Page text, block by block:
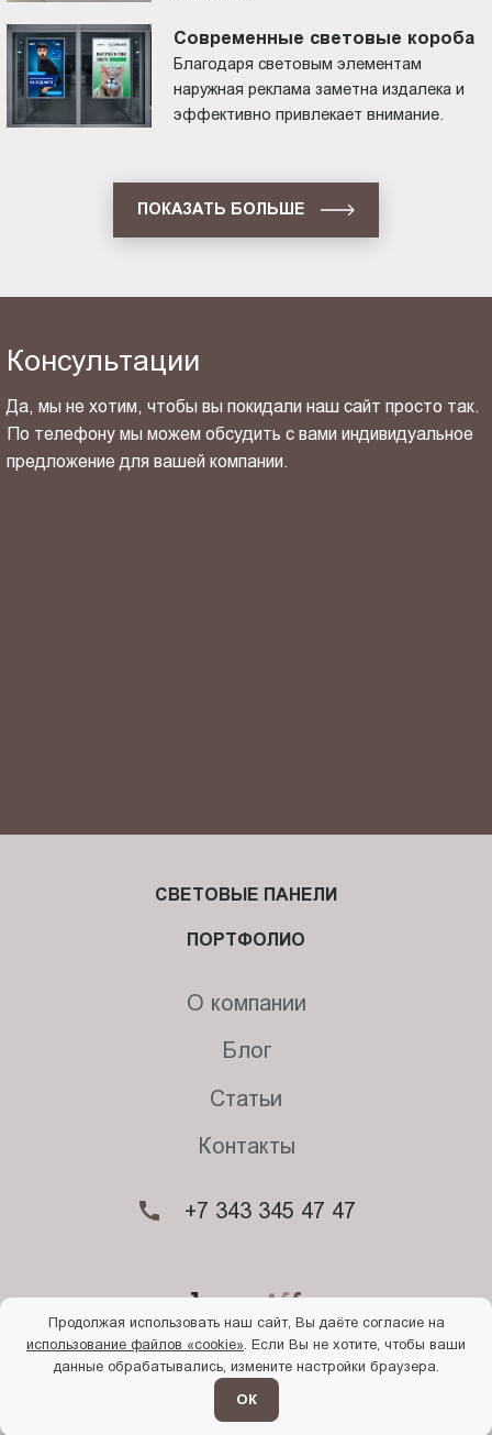
Современные световые короба
Благодаря световым элементам
наружная реклама заметна издалека и
эффективно привлекает внимание.
ПОКАЗАТЬ БОЛЬШЕ
Консультации
Да, мы не хотим, чтобы вы покидали наш сайт просто так.
По телефону мы можем обсудить с вами индивидуальное
предложение для вашей компании.
© 2026. Begriff
Политика конфиденциальности
СВЕТОВЫЕ ПАНЕЛИ
ПОРТФОЛИО
О компании
Блог
Статьи
Контакты
+7 343 345 47 47
Продолжая использовать наш сайт, Вы даёте согласие на
использование файлов «cookie» . Если Вы не хотите, чтобы ваши
данные обрабатывались, измените настройки браузера.
ОК